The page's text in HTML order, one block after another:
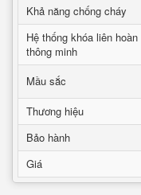
Khả năng chống cháy
Hệ thống khóa liên hoàn
thông minh
Mầu sắc
Thương hiệu
Bảo hành
Giá